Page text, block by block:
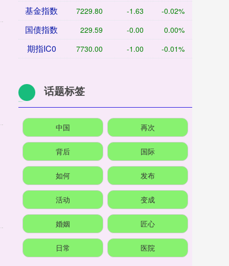
基金指数 7229.80 -1.63 -0.02%
国债指数 229.59 -0.00 0.00%
期指IC0 7730.00 -1.00 -0.01%
话题标签
中国 再次
背后 国际
如何 发布
活动 变成
婚姻 匠心
日常 医院